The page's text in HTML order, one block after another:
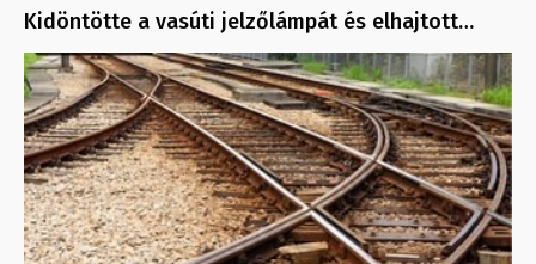
Kidöntötte a vasúti jelzőlámpát és elhajtott…